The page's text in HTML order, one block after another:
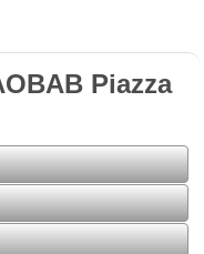
Piazza